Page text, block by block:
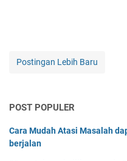
Postingan Lebih Baru
POST POPULER
Cara Mudah Atasi Masalah
berjalan